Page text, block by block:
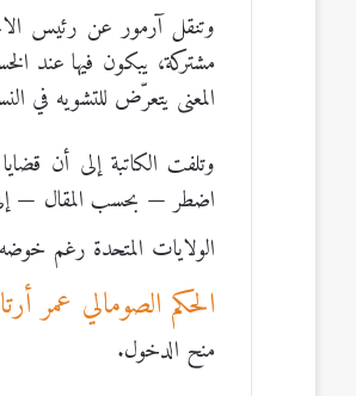
وتنقل آرمور عن رئيس
مشتركة، يبكون فيها عند
المعنى يتعرّض للتشويه في
وتلفت الكاتبة إلى أن
اضطر — بحسب المقال — إلى
الولايات المتحدة رغم
الحكم الصومالي عمر
منح الدخول.